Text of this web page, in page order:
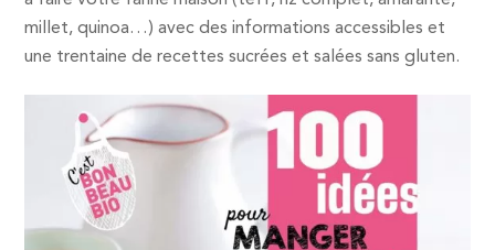
millet, quinoa…) avec des informations accessibles et
une trentaine de recettes sucrées et salées sans gluten.